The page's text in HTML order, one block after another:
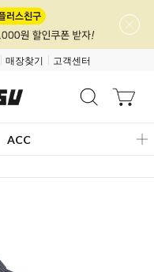
매장찾기 고객센터
ACC